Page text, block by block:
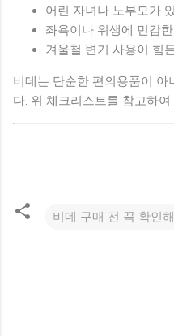
어린 자녀나 노부모가
좌욕이나 위생에 민감
겨울철 변기 사용이 힘
비데는 단순한 편의용품이 아
다. 위 체크리스트를 참고하
비데 구매 전 꼭 확인